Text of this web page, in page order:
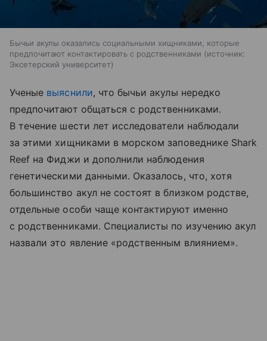
Бычьи акулы оказались социальными хищниками, которые
предпочитают контактировать с родственниками
источник:
Эксетерский университет
Ученые выяснили, что бычьи акулы нередко
предпочитают общаться с родственниками.
В течение шести лет исследователи наблюдали
за этими хищниками в морском заповеднике Shark
Reef на Фиджи и дополнили наблюдения
генетическими данными. Оказалось, что, хотя
большинство акул не состоят в близком родстве,
отдельные особи чаще контактируют именно
с родственниками. Специалисты по изучению акул
назвали это явление «родственным влиянием».